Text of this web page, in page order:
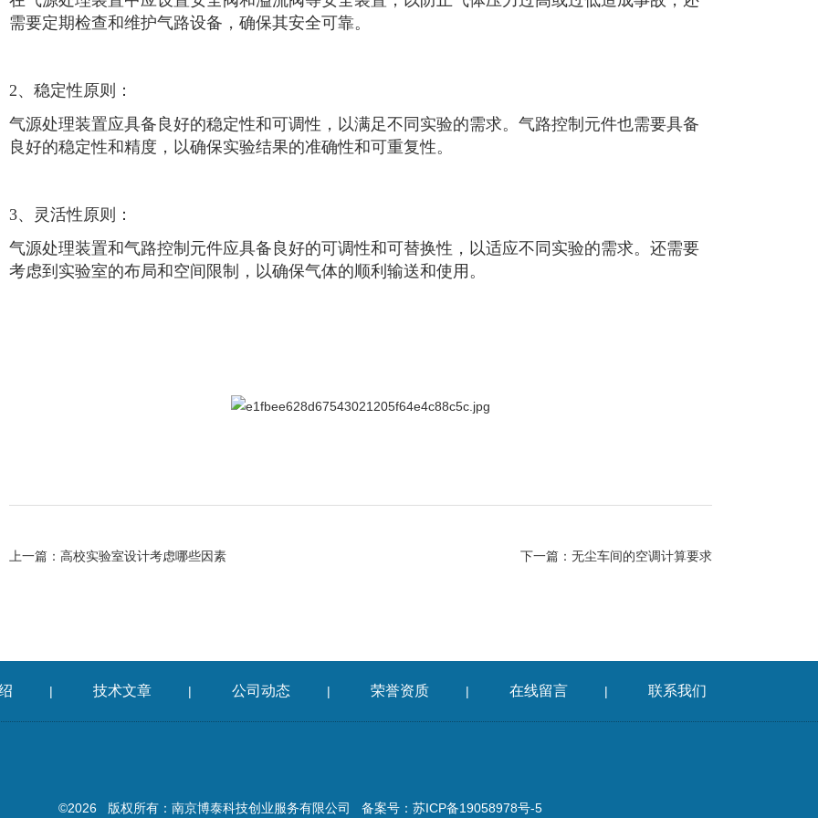
需要定期检查和维护气路设备，确保其安全可靠。
2、稳定性原则：
气源处理装置应具备良好的稳定性和可调性，以满足不同实验的需求。气路控制元件也需要具备
良好的稳定性和精度，以确保实验结果的准确性和可重复性。
3、灵活性原则：
气源处理装置和气路控制元件应具备良好的可调性和可替换性，以适应不同实验的需求。还需要
考虑到实验室的布局和空间限制，以确保气体的顺利输送和使用。
下一篇： 无尘车间的空调计算要求
上一篇： 高校实验室设计考虑哪些因素
| 技术文章 | 公司动态 | 荣誉资质 | 在线留言 | 联系我们
©2026 版权所有：南京博泰科技创业服务有限公司 备案号：苏ICP备19058978号-5